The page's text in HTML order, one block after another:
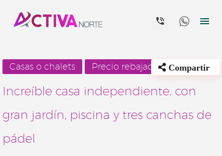


Casas o chalets Precio rebajado
Increíble casa independiente, con
gran jardín, piscina y tres canchas de
pádel
Compartir